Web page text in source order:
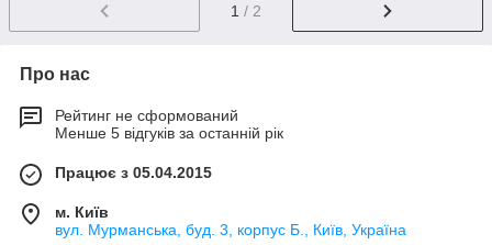
1 / 2
Про нас
Рейтинг не сформований
Менше 5 відгуків за останній рік
Працює з 05.04.2015
м. Київ
вул. Мурманська, буд. 3, корпус Б., Київ, Україна